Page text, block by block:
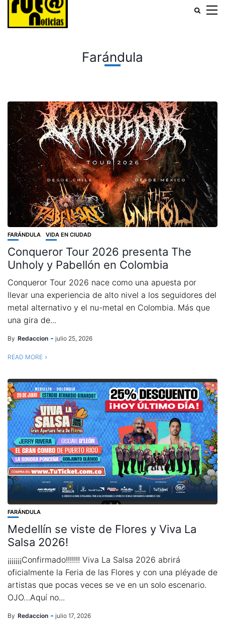
Farándula
FARÁNDULA VIDA EN CIUDAD
Conqueror Tour 2026 presenta The
Unholy y Pabellón en Colombia
Conqueror Tour 2026 nace como una apuesta por
llevar una experiencia de alto nivel a los seguidores del
metal alternativo y el nu-metal en Colombia. Más que
una gira de...
By Redaccion julio 25, 2026
READ MORE
FARÁNDULA
Medellín se viste de Flores y Viva La
Salsa 2026!
¡¡¡¡¡¡¡Confirmado!!!!!!! Viva La Salsa 2026 abrirá
oficialmente la Feria de las Flores y con una pléyade de
artistas que pocas veces se ve en un solo escenario.
OJO…Aquí no...
By Redaccion julio 17, 2026